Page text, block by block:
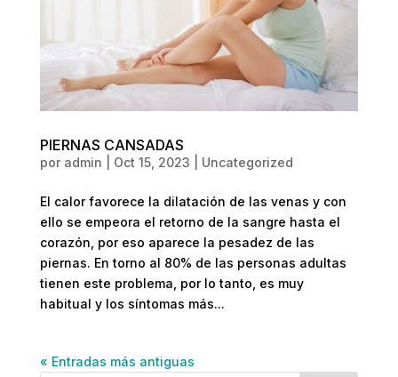
PIERNAS CANSADAS
por admin Oct 15, 2023 Uncategorized
El calor favorece la dilatación de las venas y con
ello se empeora el retorno de la sangre hasta el
corazón, por eso aparece la pesadez de las
piernas. En torno al 80% de las personas adultas
tienen este problema, por lo tanto, es muy
habitual y los síntomas más...
« Entradas más antiguas